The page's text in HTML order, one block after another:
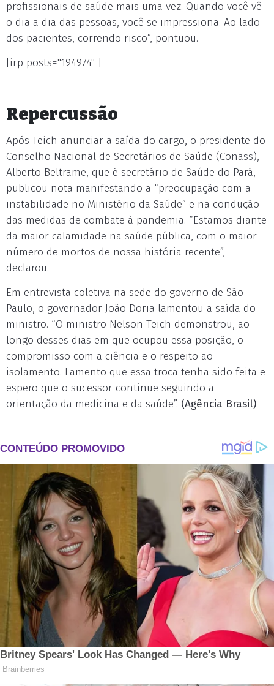
profissionais de saúde mais uma vez. Quando você vê
o dia a dia das pessoas, você se impressiona. Ao lado
dos pacientes, correndo risco”, pontuou.
[irp posts="194974" ]
Repercussão
Após Teich anunciar a saída do cargo, o presidente do
Conselho Nacional de Secretários de Saúde (Conass),
Alberto Beltrame, que é secretário de Saúde do Pará,
publicou nota manifestando a “preocupação com a
instabilidade no Ministério da Saúde” e na condução
das medidas de combate à pandemia. “Estamos diante
da maior calamidade na saúde pública, com o maior
número de mortos de nossa história recente”,
declarou.
Em entrevista coletiva na sede do governo de São
Paulo, o governador João Doria lamentou a saída do
ministro. “O ministro Nelson Teich demonstrou, ao
longo desses dias em que ocupou essa posição, o
compromisso com a ciência e o respeito ao
isolamento. Lamento que essa troca tenha sido feita e
espero que o sucessor continue seguindo a
orientação da medicina e da saúde”. (Agência Brasil)